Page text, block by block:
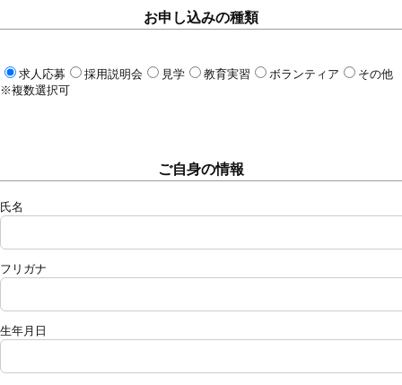
お申し込みの種類
求人応募 採用説明会 見学 教育実習 ボランティア
その他
※複数選択可
ご自身の情報
氏名
フリガナ
生年月日